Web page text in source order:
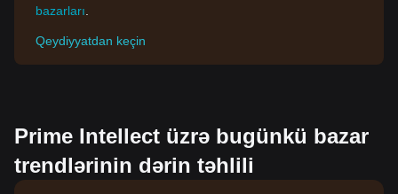
bazarları
Qeydiyyatdan keçin
Prime Intellect üzrə bugünkü bazar
trendlərinin dərin təhlili